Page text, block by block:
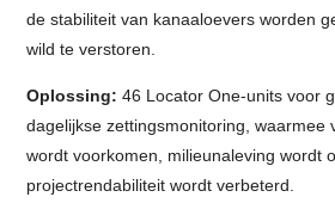
de stabiliteit van kanaaloevers worden
wild te verstoren.
Oplossing:46 Locator One-units voor
dagelijkse zettingsmonitoring, waarmee
wordt voorkomen, milieunaleving wordt
projectrendabiliteit wordt verbeterd.